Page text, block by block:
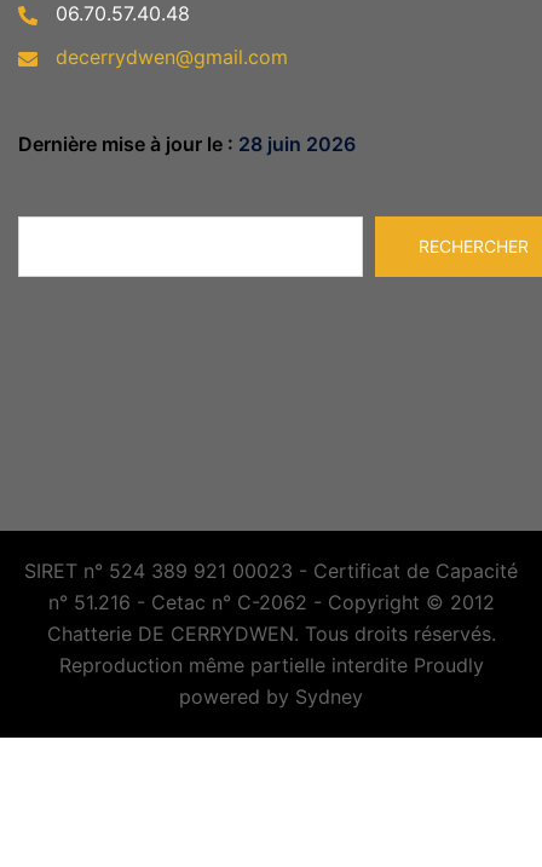
06.70.57.40.48
decerrydwen@gmail.com
Dernière mise à jour le : 28 juin 2026
RECHERCHER
SIRET n° 524 389 921 00023 - Certificat de Capacité
n° 51.216 - Cetac n° C-2062 - Copyright © 2012
Chatterie DE CERRYDWEN. Tous droits réservés.
Reproduction même partielle interdite Proudly
powered by Sydney